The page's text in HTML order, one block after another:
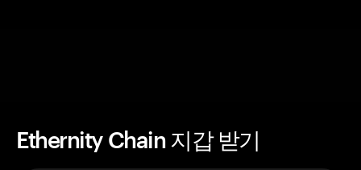
Ethernity Chain 지갑 받기